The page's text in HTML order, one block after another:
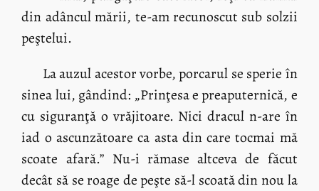
din adâncul mării, te-am recunoscut sub solzii
peştelui.
La auzul acestor vorbe, porcarul se sperie în
sinea lui, gândind: „Prinţesa e preaputernică, e
cu siguranţă o vrăjitoare. Nici dracul n-are în
iad o ascunzătoare ca asta din care tocmai mă
scoate afară.” Nu-i rămase altceva de făcut
decât să se roage de peşte să-l scoată din nou la